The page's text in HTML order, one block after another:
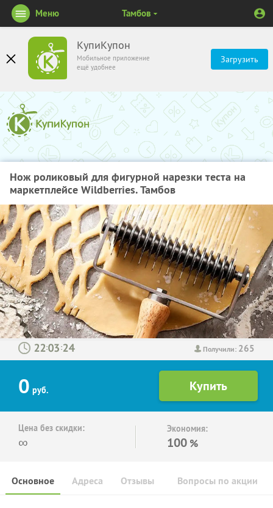
КупиКупон
Мобильное приложение
ещё удобнее
Загрузить
Меню Тамбов
Нож роликовый для фигурной нарезки теста на
маркетплейсе Wildberries. Тамбов
Получили: 265
: :
0 руб.
Цена без скидки:
∞
Экономия:
100 %
Основное Отзывы Вопросы по акции
Адреса